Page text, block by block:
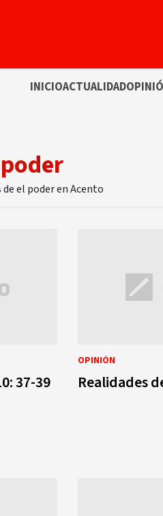
INICIOACTUALIDAD
el poder en Acento
37-39
OPINIÓN
Realidades